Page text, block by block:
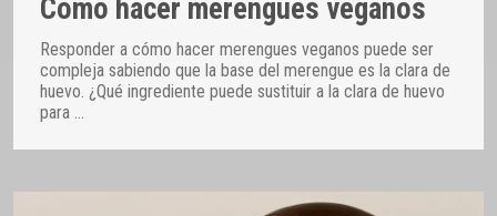
Cómo hacer merengues veganos
Responder a cómo hacer merengues veganos puede ser
compleja sabiendo que la base del merengue es la clara de
huevo. ¿Qué ingrediente puede sustituir a la clara de huevo
para …